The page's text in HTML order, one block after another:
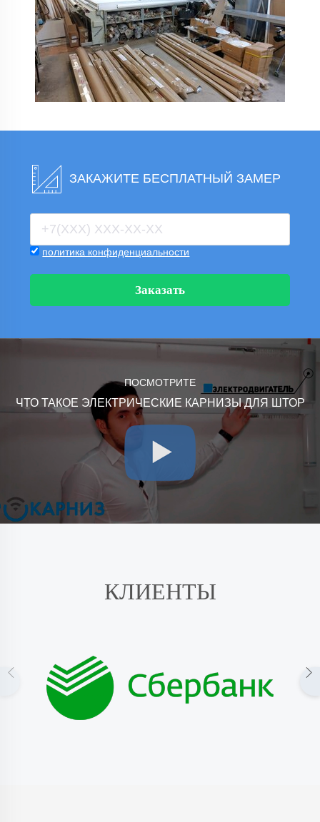
ЗАКАЖИТЕ БЕСПЛАТНЫЙ ЗАМЕР
политика конфиденциальности
Заказать
ПОСМОТРИТЕ
ЧТО ТАКОЕ ЭЛЕКТРИЧЕСКИЕ КАРНИЗЫ ДЛЯ ШТОР
КЛИЕНТЫ